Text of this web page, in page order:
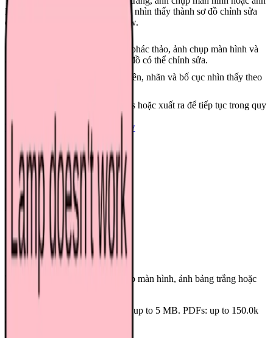
lưu đồ và để AI dựng lại cấu trúc nhìn thấy thành sơ đồ chỉnh sửa
được theo phong cách Excalidraw.
Chuyển ảnh bảng trắng, bản phác thảo, ảnh chụp màn hình và
ảnh lưu đồ thành các phần tử sơ đồ có thể chỉnh sửa.
Dựng lại các hình khối, mũi tên, nhãn và bố cục nhìn thấy theo
Chỉnh sửa kết quả trên canvas hoặc xuất ra để tiếp tục trong quy
trình làm việc kiểu Excalidraw.
Tải ảnh lên
Xem ví dụ Excalidraw
Supported inputs
PNG JPGJPEGWEBPGIFPDF
Convert file
Upload your source
Phong cách phác thảo
Thả PNG, JPG, WEBP, ảnh chụp màn hình, ảnh bảng trắng hoặc
Images: JPG, JPEG, PNG, SVG up to 5 MB. PDFs: up to 150.0k